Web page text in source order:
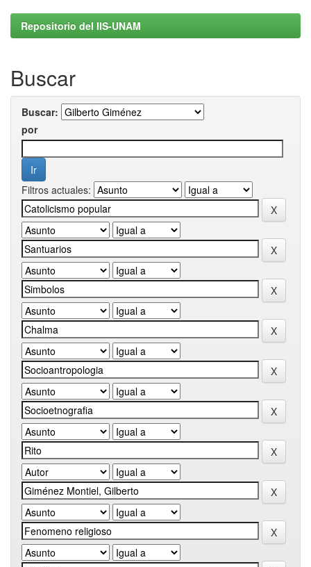
Repositorio del IIS-UNAM
Buscar
Buscar:
por
Filtros actuales: